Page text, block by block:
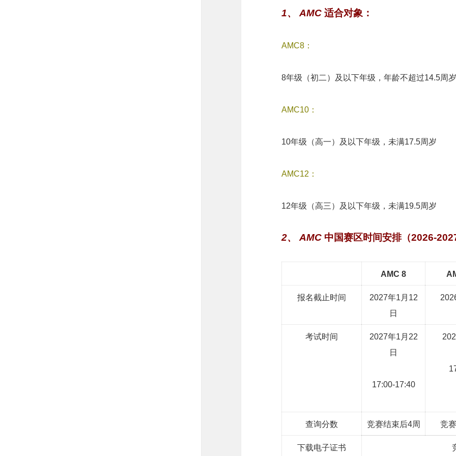
1、 AMC适合对象：
AMC8：
8年级（初二）及以下年级，年龄不超过14.5周
AMC10：
10年级（高一）及以下年级，未满17.5周岁
AMC12：
12年级（高三）及以下年级，未满19.5周岁
2、 AMC 中国赛区时间安排（2026-
AMC 8
报名截止时间
2027年1月12
日
考试时间
2027年1月22
日
17:00-17:40
查询分数 竞赛结束后4周 竞
下载电子证书